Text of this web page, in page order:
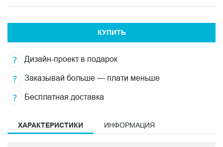
КУПИТЬ
Дизайн-проект в подарок
Заказывай больше — плати меньше
Бесплатная доставка
ХАРАКТЕРИСТИКИ ИНФОРМАЦИЯ